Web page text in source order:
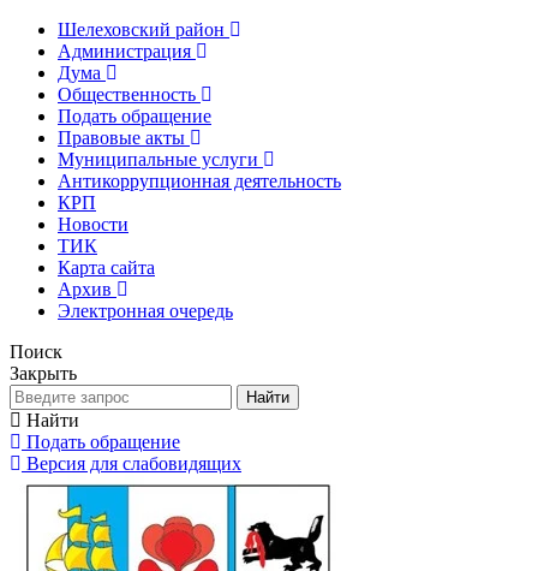
Шелеховский район
Администрация
Дума
Общественность
Подать обращение
Правовые акты
Муниципальные услуги
Антикоррупционная деятельность
КРП
Новости
ТИК
Карта сайта
Архив
Электронная очередь
Поиск
Закрыть
Найти
Найти
Подать обращение
Версия для слабовидящих